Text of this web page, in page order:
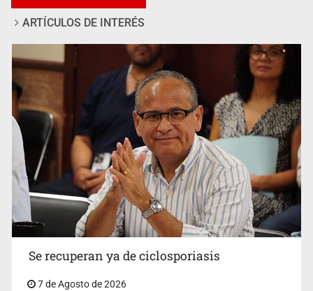
Vecinos acusan retiro de árboles; Ijalvi niega tala
ARTÍCULOS DE INTERÉS
Se recuperan ya de ciclosporiasis
7 de Agosto de 2026